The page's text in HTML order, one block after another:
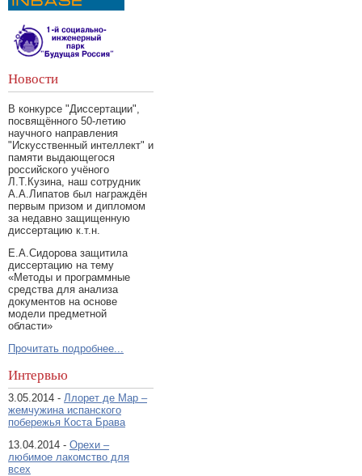
Новости
В конкурсе "Диссертации",
посвящённого 50-летию
научного направления
"Искусственный интеллект" и
памяти выдающегося
российского учёного
Л.Т.Кузина, наш сотрудник
А.А.Липатов был награждён
первым призом и дипломом
за недавно защищенную
диссертацию к.т.н.
Е.А.Сидорова защитила
диссертацию на тему
«Методы и программные
средства для анализа
документов на основе
модели предметной
области»
Прочитать подробнее...
Интервью
3.05.2014 - Ллорет де Мар –
жемчужина испанского
побережья Коста Брава
13.04.2014 - Орехи –
любимое лакомство для
всех